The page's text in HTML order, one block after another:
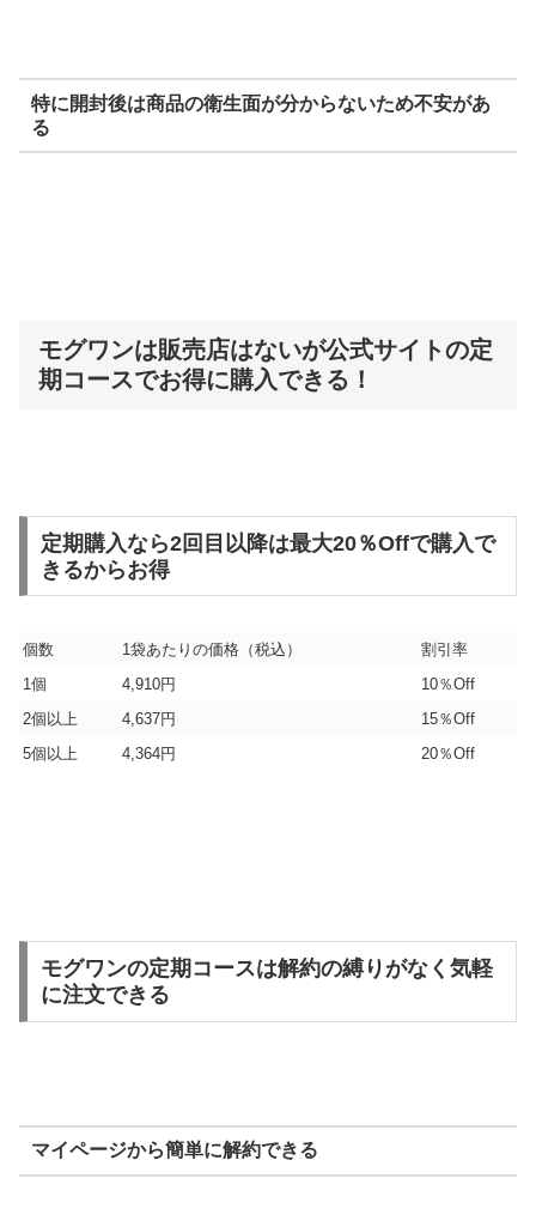
特に開封後は商品の衛生面が分からないため不安があ
る
モグワンは販売店はないが公式サイトの定
期コースでお得に購入できる！
定期購入なら2回目以降は最大20％Offで購入で
きるからお得
個数 1袋あたりの価格（税込）
割引率
1個
4,910円
10％Off
2個以上
4,637円
15％Off
5個以上
4,364円 20％Off
モグワンの定期コースは解約の縛りがなく気軽
に注文できる
マイページから簡単に解約できる